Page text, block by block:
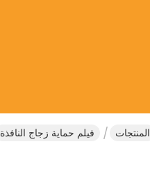
المنتجات فيلم حماية زجاج النافذة